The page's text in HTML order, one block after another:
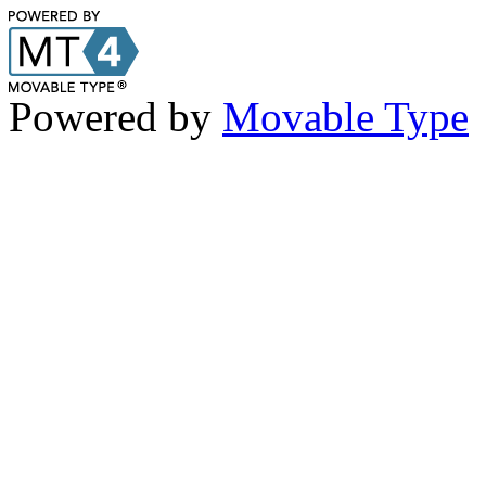
Powered by Movable Type